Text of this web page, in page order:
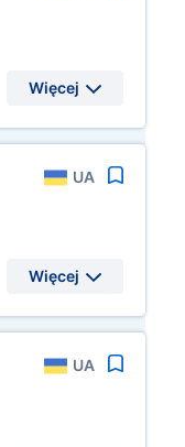
Więcej
UA
Więcej
UA